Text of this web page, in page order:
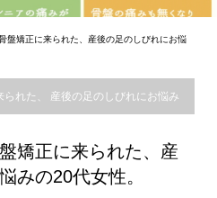
盤矯正に来られた、産後の足のしびれにお悩
れた、 産後の足のしびれにお悩み
矯正に来られた、産
みの20代女性。